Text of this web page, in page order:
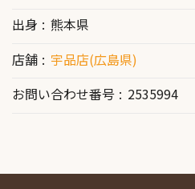
出身
熊本県
店舗
宇品店(広島県)
お問い合わせ番号
2535994